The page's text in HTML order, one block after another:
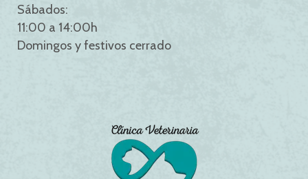
Sábados:
11:00 a 14:00h
Domingos y festivos cerrado